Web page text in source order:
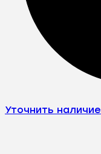
Уточнить наличие